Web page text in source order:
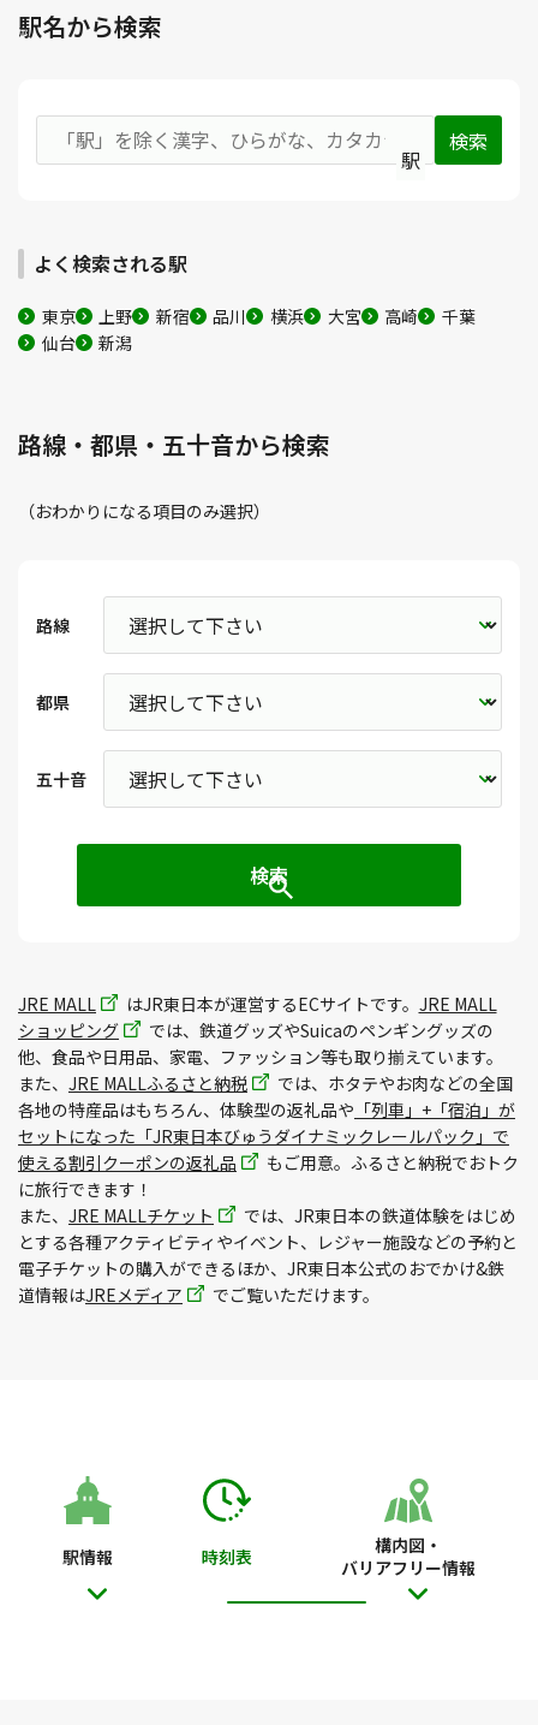
駅名から検索
駅
よく検索される駅
東京 上野 新宿 品川 横浜 大宮 高崎
千葉
仙台
新潟
路線・都県・五十音から検索
（おわかりになる項目のみ選択）
路線
都県
五十音
JRE MALL はJR東日本が運営するECサイトです。 JRE MALL
ショッピング
では、鉄道グッズやSuicaのペンギングッズの
他、食品や日用品、家電、ファッション等も取り揃えています。
また、 JRE MALLふるさと納税
では、ホタテやお肉などの全国
各地の特産品はもちろん、体験型の返礼品や 「列車」+「宿泊」が
セットになった「JR東日本びゅうダイナミックレールパック」で
使える割引クーポンの返礼品
もご用意。ふるさと納税でおトク
に旅行できます！
また、 JRE MALLチケット
では、JR東日本の鉄道体験をはじめ
とする各種アクティビティやイベント、レジャー施設などの予約と
電子チケットの購入ができるほか、JR東日本公式のおでかけ&鉄
道情報はJREメディア でご覧いただけます。
駅情報 時刻表
構内図・
バリアフリー情報